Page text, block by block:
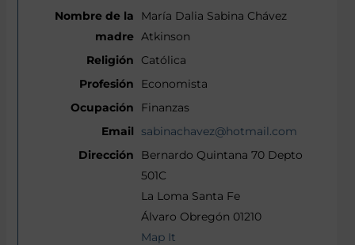
María Dalia Sabina Chávez
Atkinson
Católica
Economista
Finanzas
sabinachavez@hotmail.com
Bernardo Quintana 70 Depto
501C
La Loma Santa Fe
Álvaro Obregón 01210
Map It